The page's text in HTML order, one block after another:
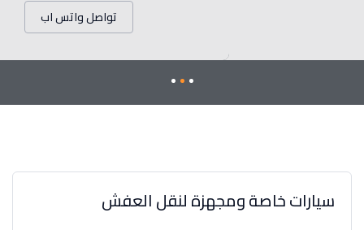
تواصل واتس اب
سيارات خاصة ومجهزة لنقل العفش